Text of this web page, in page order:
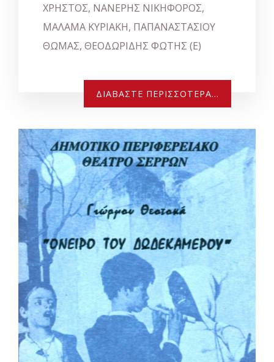
ΧΡΗΣΤΟΣ, ΝΑΝΕΡΗΣ ΝΙΚΗΦΟΡΟΣ,
ΜΑΛΑΜΑ ΚΥΡΙΑΚΗ, ΠΑΠΑΝΑΣΤΑΣΙΟΥ
ΘΩΜΑΣ, ΘΕΟΔΩΡΙΔΗΣ ΦΩΤΗΣ (Ε)
ΔΙΑΒΆΣΤΕ ΠΕΡΙΣΣΌΤΕΡΑ...